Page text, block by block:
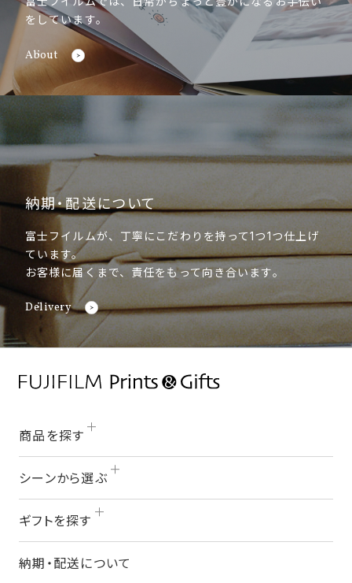
をしています。
About
納期・配送について
富士フイルムが、丁寧にこだわりを持って1つ1つ仕上げ
ています。
お客様に届くまで、責任をもって向き合います。
Delivery
商品を探す
シーンから選ぶ
ギフトを探す
納期・配送について